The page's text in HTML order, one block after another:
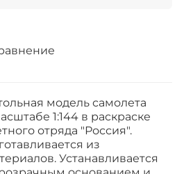
модель самолета
1:144 в раскраске
отряда "Россия".
из
Устанавливается